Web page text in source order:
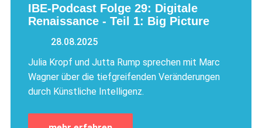
IBE-Podcast Folge 29: Digitale
Renaissance - Teil 1: Big Picture
28.08.2025
Julia Kropf und Jutta Rump sprechen mit Marc
Wagner über die tiefgreifenden Veränderungen
durch Künstliche Intelligenz.